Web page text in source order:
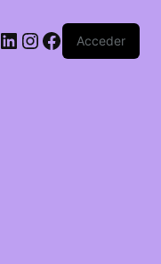
LinkedIn
Instagram
Facebook
Acceder